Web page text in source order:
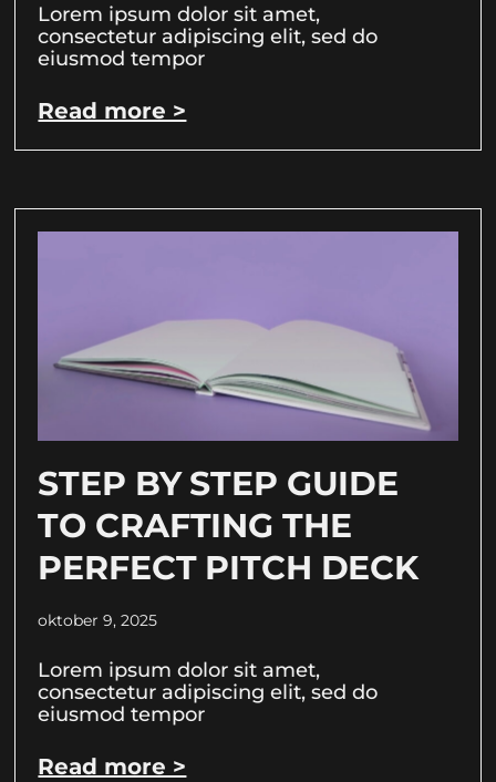
Lorem ipsum dolor sit amet,
consectetur adipiscing elit, sed do
eiusmod tempor
Read more >
STEP BY STEP GUIDE
TO CRAFTING THE
PERFECT PITCH DECK
oktober 9, 2025
Lorem ipsum dolor sit amet,
consectetur adipiscing elit, sed do
eiusmod tempor
Read more >